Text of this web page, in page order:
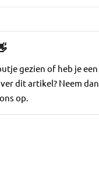
gezien of heb je een
dit artikel? Neem dan
op.